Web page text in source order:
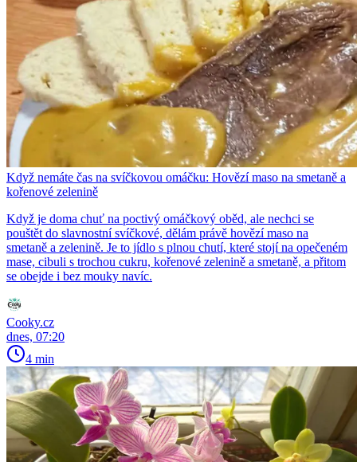
Když nemáte čas na svíčkovou omáčku: Hovězí maso na smetaně a
kořenové zelenině
Když je doma chuť na poctivý omáčkový oběd, ale nechci se
pouštět do slavnostní svíčkové, dělám právě hovězí maso na
smetaně a zelenině. Je to jídlo s plnou chutí, které stojí na opečeném
mase, cibuli s trochou cukru, kořenové zelenině a smetaně, a přitom
se obejde i bez mouky navíc.
Cooky.cz
dnes, 07:20
4 min